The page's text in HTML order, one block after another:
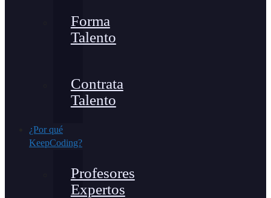
Forma
Talento
Contrata
Talento
¿Por qué
KeepCoding?
Profesores
Expertos